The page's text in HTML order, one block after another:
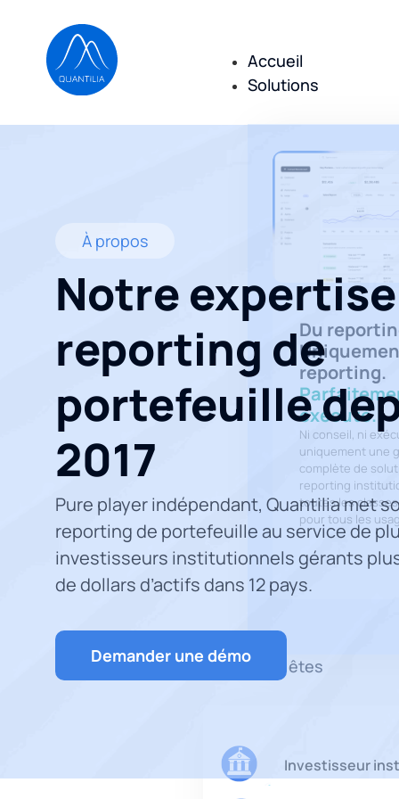
Accueil
Solutions
Du
reporting.
exécuté.
Ni conseil, ni
uniquement une
complète de
reporting
toutes les
pour tous les
Vous êtes
Investisseur
À propos
Notre
reporting de
portefeuille
2017
Pure player indépendant, Quantilia met
reporting de portefeuille au service de
investisseurs institutionnels gérants
de dollars d’actifs dans 12 pays.
Demander une démo